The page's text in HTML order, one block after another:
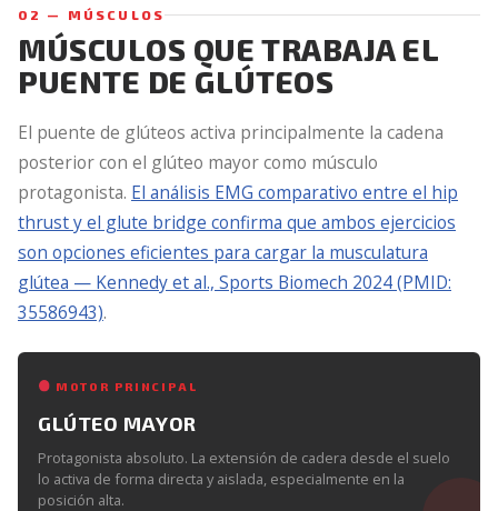
02 — MÚSCULOS
MÚSCULOS QUE TRABAJA EL
PUENTE DE GLÚTEOS
El puente de glúteos activa principalmente la cadena
posterior con el glúteo mayor como músculo
protagonista. El análisis EMG comparativo entre el hip
thrust y el glute bridge confirma que ambos ejercicios
son opciones eficientes para cargar la musculatura
glútea — Kennedy et al., Sports Biomech 2024 (PMID:
35586943).
MOTOR PRINCIPAL
GLÚTEO MAYOR
Protagonista absoluto. La extensión de cadera desde el suelo
lo activa de forma directa y aislada, especialmente en la
posición alta.